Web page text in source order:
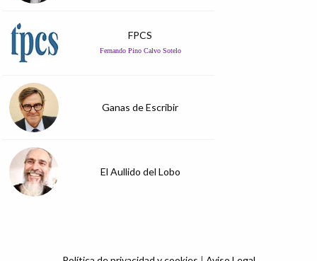
FPCS
Fernando Pino Calvo Sotelo
Ganas de Escribir
El Aullido del Lobo